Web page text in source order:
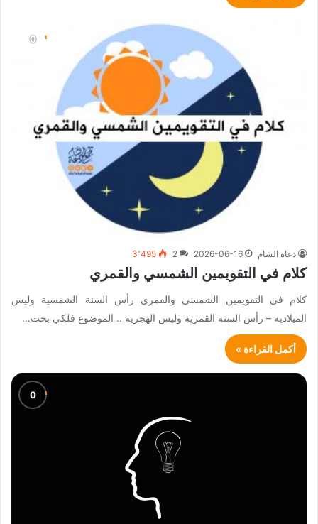
دعاة الشام 2026-06-16
2 3٬495
كلام في التقويمين الشمسي والقمري
كلام في التقويمين الشمسي والقمري رأس السنة الشمسية وليس
الميلادية – رأس السنة القمرية وليس الهجرية .. الموضوع فلكي بحت…
أكمل القراءة »